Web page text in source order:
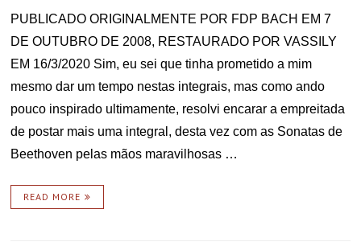
PUBLICADO ORIGINALMENTE POR FDP BACH EM 7
DE OUTUBRO DE 2008, RESTAURADO POR VASSILY
EM 16/3/2020 Sim, eu sei que tinha prometido a mim
mesmo dar um tempo nestas integrais, mas como ando
pouco inspirado ultimamente, resolvi encarar a empreitada
de postar mais uma integral, desta vez com as Sonatas de
Beethoven pelas mãos maravilhosas …
READ MORE